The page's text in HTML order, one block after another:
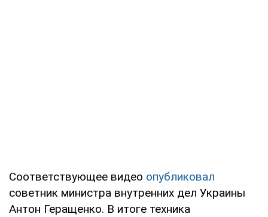
Соответствующее видео опубликовал
советник министра внутренних дел Украины
Антон Геращенко. В итоге техника